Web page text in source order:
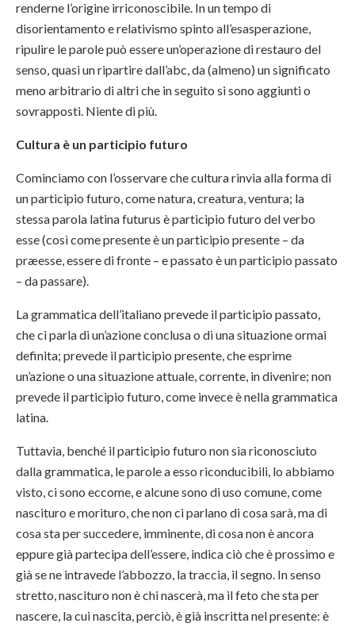
renderne l’origine irriconoscibile. In un tempo di
disorientamento e relativismo spinto all’esasperazione,
ripulire le parole può essere un’operazione di restauro del
senso, quasi un ripartire dall’abc, da (almeno) un significato
meno arbitrario di altri che in seguito si sono aggiunti o
sovrapposti. Niente di più.
Cultura è un participio futuro
Cominciamo con l’osservare che cultura rinvia alla forma di
un participio futuro, come natura, creatura, ventura; la
stessa parola latina futurus è participio futuro del verbo
esse (così come presente è un participio presente – da
præesse, essere di fronte – e passato è un participio passato
– da passare).
La grammatica dell’italiano prevede il participio passato,
che ci parla di un’azione conclusa o di una situazione ormai
definita; prevede il participio presente, che esprime
un’azione o una situazione attuale, corrente, in divenire; non
prevede il participio futuro, come invece è nella grammatica
latina.
Tuttavia, benché il participio futuro non sia riconosciuto
dalla grammatica, le parole a esso riconducibili, lo abbiamo
visto, ci sono eccome, e alcune sono di uso comune, come
nascituro e morituro, che non ci parlano di cosa sarà, ma di
cosa sta per succedere, imminente, di cosa non è ancora
eppure già partecipa dell’essere, indica ciò che è prossimo e
già se ne intravede l’abbozzo, la traccia, il segno. In senso
stretto, nascituro non è chi nascerà, ma il feto che sta per
nascere, la cui nascita, perciò, è già inscritta nel presente: è